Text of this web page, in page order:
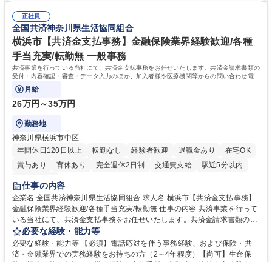
平均100件前後■メール・手紙：同上40件前後 募集職種 中野本社【お客様
相談室】お客様のお声をもとにより良い商品づくりへ貢献
すのでご安心ください。 【当社について】キリングループの広報機能を担
う会社として、お客様との出会いを大切にし、磨き上げたホスピタリティ
を込めてコミュニケーションをとりながら広報関連業務を行っておりま
す。 学歴・資格 学歴：大学院 大学 高専 短大 専修学校 高校 語学力： 資
格：
正社員
全国共済神奈川県生活協同組合
横浜市【共済金支払事務】金融保険業界経験歓迎/各種
手当充実/転勤無 一般事務
共済事業を行っている当社にて、共済金支払事務をお任せいたします。共済金請求書類の
受付・内容確認・審査・データ入力のほか、加入者様や医療機関等からの問い合わせ電話
対応や書類発送等を担当します。
月給
26万円～35万円
勤務地
神奈川県横浜市中区
年間休日120日以上
転勤なし 経験者歓迎 退職金あり
在宅OK
賞与あり
育休あり 完全週休2日制 交通費支給
駅近5分以内
土日祝休み
仕事の内容
企業名 全国共済神奈川県生活協同組合 求人名 横浜市【共済金支払事務】
金融保険業界経験歓迎/各種手当充実/転勤無 仕事の内容 共済事業を行って
いる当社にて、共済金支払事務をお任せいたします。共済金請求書類の受
付・内容確認・審査・データ入力のほか、加入者様や医療機関等からの問
い合わせ電話対応や書類発送等を担当します。 ■共済金請求書類の受付、
内容確認、および共済金支払に関する審査・事務処理業務全般を担当 ■専
必要な経験・能力等
必要な経験・能力等 【必須】電話応対を伴う事務経験、および保険・共
済・金融業界での実務経験をお持ちの方（2～4年程度）【尚可】生命保